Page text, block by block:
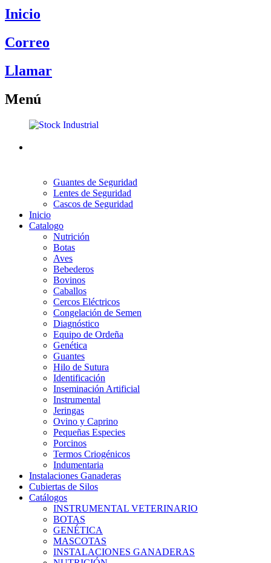
Inicio
Correo
Llamar
Menú
Guantes de Seguridad
Lentes de Seguridad
Cascos de Seguridad
Inicio
Catalogo
Nutrición
Botas
Aves
Bebederos
Bovinos
Caballos
Cercos Eléctricos
Congelación de Semen
Diagnóstico
Equipo de Ordeña
Genética
Guantes
Hilo de Sutura
Identificación
Inseminación Artificial
Instrumental
Jeringas
Ovino y Caprino
Pequeñas Especies
Porcinos
Termos Criogénicos
Indumentaria
Instalaciones Ganaderas
Cubiertas de Silos
Catálogos
INSTRUMENTAL VETERINARIO
BOTAS
GENÉTICA
MASCOTAS
INSTALACIONES GANADERAS